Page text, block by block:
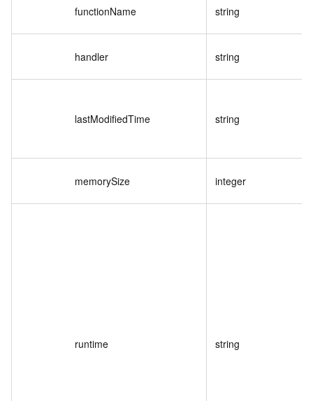
functionName string
handler string
lastModifiedTime string
memorySize integer
runtime string